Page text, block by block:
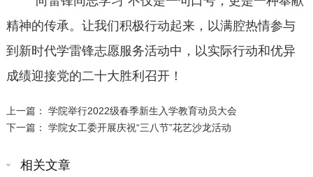
精神的传承。让我们积极行动起来，以满腔热情参与
到新时代学雷锋志愿服务活动中，以实际行动和优异
成绩迎接党的二十大胜利召开！
上一篇： 学院举行2022级春季新生入学教育动员大会
下一篇： 学院女工委开展庆祝“三八节”花艺沙龙活动
相关文章